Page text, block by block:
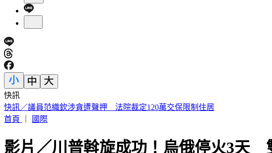
快訊
海基會預算遭砍恐成「使用者付費」 羅文嘉：難道叫民眾去找藍委？
首頁
國際
影片／川普斡旋成功！烏俄停火3天